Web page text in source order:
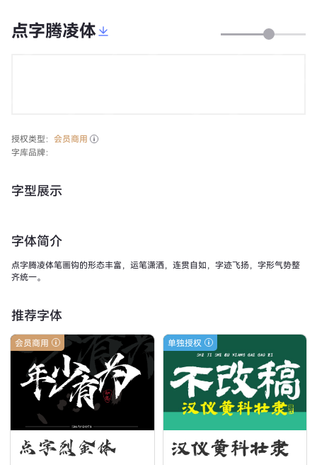
点字腾凌体
授权类型： 会员商用
字库品牌：
字型展示
字体简介
点字腾凌体笔画钩的形态丰富，运笔潇洒，连贯自如，字迹飞扬，字形气势整
齐统一。
推荐字体
会员商用
点字烈金体
单独授权
汉仪黄科壮隶